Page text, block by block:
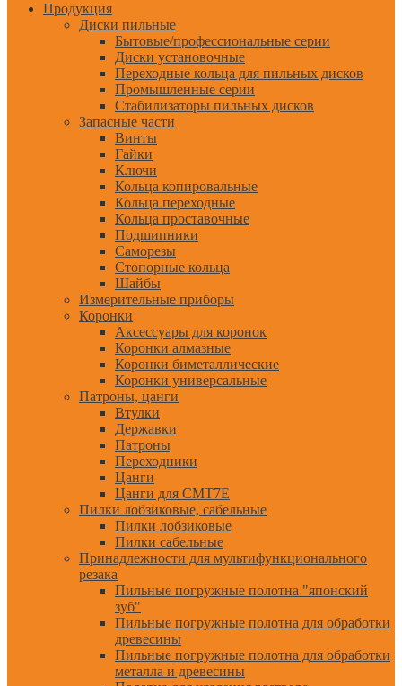
Продукция
Диски пильные
Бытовые/профессиональные серии
Диски установочные
Переходные кольца для пильных дисков
Промышленные серии
Стабилизаторы пильных дисков
Запасные части
Винты
Гайки
Ключи
Кольца копировальные
Кольца переходные
Кольца проставочные
Подшипники
Саморезы
Стопорные кольца
Шайбы
Измерительные приборы
Коронки
Аксессуары для коронок
Коронки алмазные
Коронки биметаллические
Коронки универсальные
Патроны, цанги
Втулки
Державки
Патроны
Переходники
Цанги
Цанги для CMT7E
Пилки лобзиковые, сабельные
Пилки лобзиковые
Пилки сабельные
Принадлежности для мультифункционального
резака
Пильные погружные полотна "японский
зуб"
Пильные погружные полотна для обработки
древесины
Пильные погружные полотна для обработки
металла и древесины